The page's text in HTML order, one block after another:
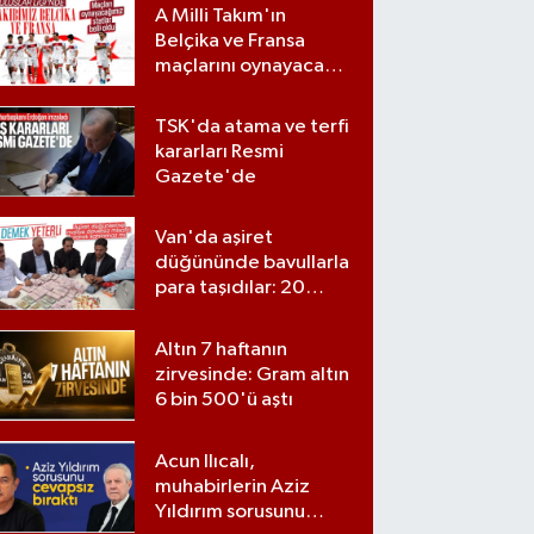
tarihi strateji değişikliği:
18 gelmiyor
A Milli Takım'ın
Belçika ve Fransa
maçlarını oynayacağı
TSK'da atama ve terfi
kararları Resmi
Gazete'de
Van'da aşiret
düğününde bavullarla
para taşıdılar: 20
kilolarla altın
Altın 7 haftanın
zirvesinde: Gram altın
6 bin 500'ü aştı
Acun Ilıcalı,
muhabirlerin Aziz
Yıldırım sorusunu